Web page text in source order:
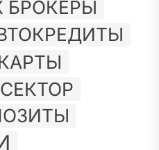
БРОКЕРЫ